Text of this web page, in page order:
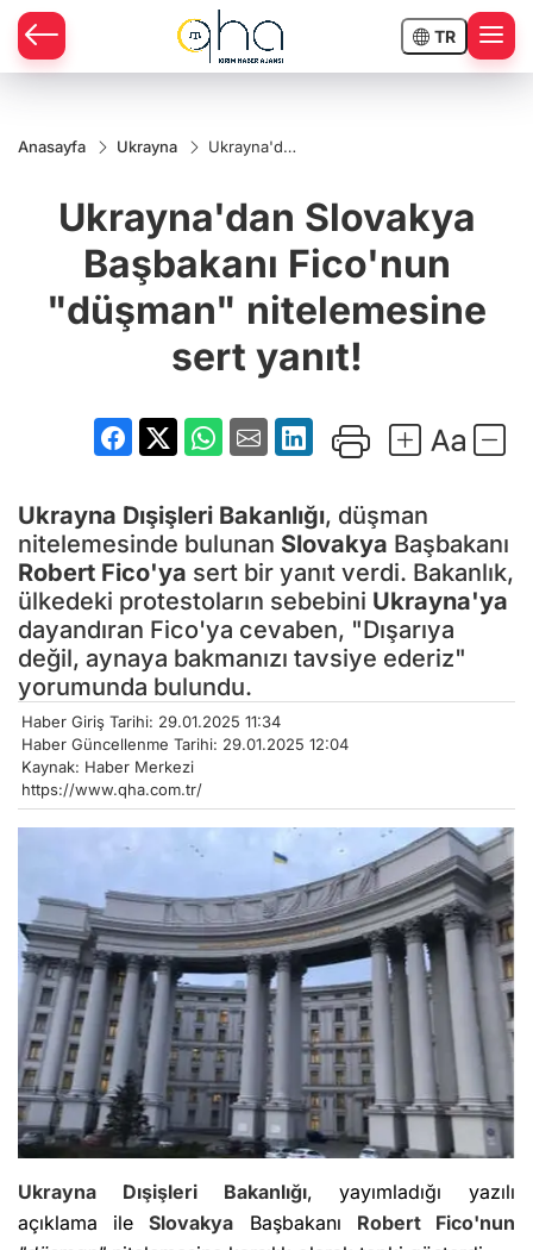
TR
Anasayfa Ukrayna
Ukrayna'dan
Fico'nun
"düşman"
sert yanıt!
Ukrayna'dan Slovakya
Başbakanı Fico'nun
"düşman" nitelemesine
sert yanıt!
Ukrayna Dışişleri Bakanlığı, düşman
nitelemesinde bulunan Slovakya Başbakanı
Robert Fico'ya sert bir yanıt verdi. Bakanlık,
ülkedeki protestoların sebebini Ukrayna'ya
dayandıran Fico'ya cevaben, "Dışarıya
değil, aynaya bakmanızı tavsiye ederiz"
yorumunda bulundu.
Haber Giriş Tarihi: 29.01.2025 11:34
Haber Güncellenme Tarihi: 29.01.2025 12:04
Kaynak: Haber Merkezi
https://www.qha.com.tr/
Ukrayna Dışişleri Bakanlığı, yayımladığı yazılı
açıklama ileSlovakya Başbakanı Robert Fico'nun